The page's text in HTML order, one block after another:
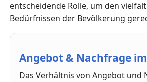
entscheidende Rolle, um den
Bedürfnissen der Bevölkerung
Angebot & Nachfrage
Das Verhältnis von Angebot und